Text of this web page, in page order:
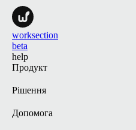
worksection
beta
help
Продукт
Рішення
Допомога